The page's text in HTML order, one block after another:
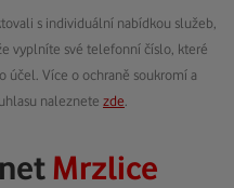
s individuální nabídkou služeb,
vyplníte své telefonní číslo, které
účel. Více o ochraně soukromí a
naleznete zde
Mrzlice